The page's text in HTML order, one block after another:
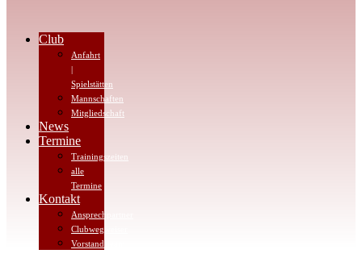
Club
Anfahrt
|
Spielstätten
Mannschaften
Mitgliedschaft
News
Termine
Trainingszeiten
alle
Termine
Kontakt
Ansprechpartner
Clubwegweiser
Vorstandsteam